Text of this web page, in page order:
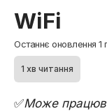
WiFi
Останнє оновлення 1
1 хв читання
✅Може